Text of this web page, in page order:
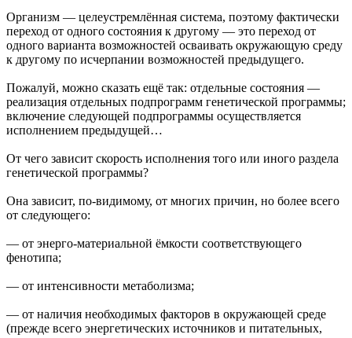
Организм — целеустремлённая система, поэтому фактически
переход от одного состояния к другому — это переход от
одного варианта возможностей осваивать окружающую среду
к другому по исчерпании возможностей предыдущего.
Пожалуй, можно сказать ещё так: отдельные состояния —
реализация отдельных подпрограмм генетической программы;
включение следующей подпрограммы осуществляется
исполнением предыдущей…
От чего зависит скорость исполнения того или иного раздела
генетической программы?
Она зависит, по-видимому, от многих причин, но более всего
от следующего:
— от энерго-материальной ёмкости соответствующего
фенотипа;
— от интенсивности метаболизма;
— от наличия необходимых факторов в окружающей среде
(прежде всего энергетических источников и питательных,